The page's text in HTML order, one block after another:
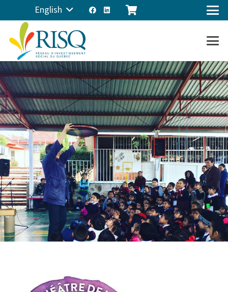
English